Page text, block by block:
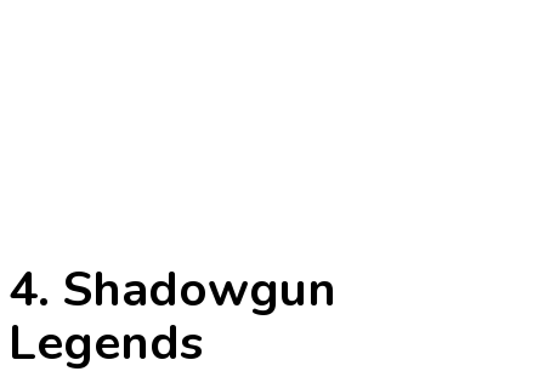
4. Shadowgun
Legends